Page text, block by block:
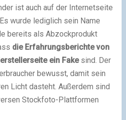
ist auch auf der Internetseite
wurde lediglich sein Name
bereits als Abzockprodukt
die Erfahrungsberichte von
ein Fakesind. Der
bewusst, damit sein
Licht dasteht. Außerdem sind
Stockfoto-Plattformen